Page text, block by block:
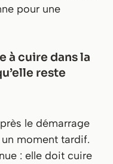
pour une
à cuire dans la
reste
le démarrage
moment tardif.
: elle doit cuire